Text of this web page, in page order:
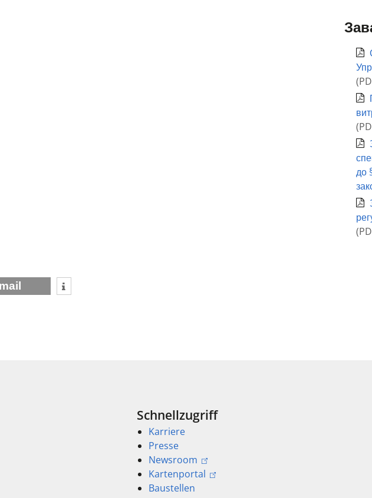
(
(
до
(
mail
Schnellzugriff
Karriere
Presse
Newsroom
Kartenportal
Baustellen